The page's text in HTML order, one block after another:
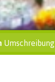
Umschreibung